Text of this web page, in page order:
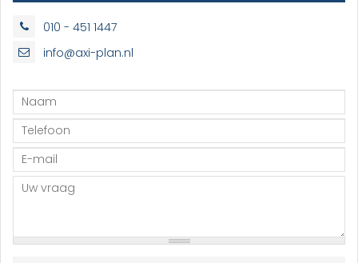
010 - 451 1447
info@axi-plan.nl